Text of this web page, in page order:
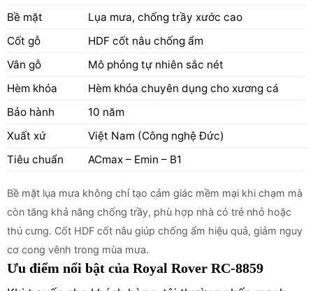
Bề mặt
Lụa mưa, chống trầy xước cao
Cốt gỗ
HDF cốt nâu chống ẩm
Vân gỗ
Mô phỏng tự nhiên sắc nét
Hèm khóa
Hèm khóa chuyên dụng cho xương cá
Bảo hành
10 năm
Xuất xứ
Việt Nam (Công nghệ Đức)
Tiêu chuẩn
ACmax – Emin – B1
Bề mặt lụa mưa không chỉ tạo cảm giác mềm mại khi chạm mà
còn tăng khả năng chống trầy, phù hợp nhà có trẻ nhỏ hoặc
thú cưng. Cốt HDF cốt nâu giúp chống ẩm hiệu quả, giảm nguy
cơ cong vênh trong mùa mưa.
Ưu điểm nổi bật của Royal Rover RC-8859